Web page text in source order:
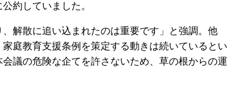
約していました。
解散に追い込まれたのは重要です」と強調。他
庭教育支援条例を策定する動きは続いているとい
議の危険な企てを許さないため、草の根からの運